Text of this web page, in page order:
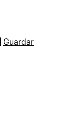
Guardar